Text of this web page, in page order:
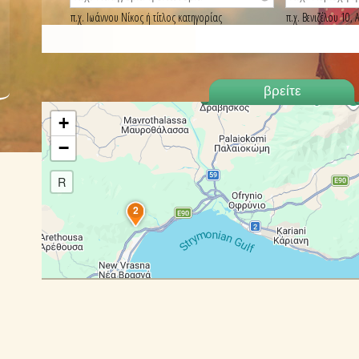
π.χ. Ιωάννου Νίκος ή τίτλος κατηγορίας π.χ. Βενιζέλου
2
+
−
R